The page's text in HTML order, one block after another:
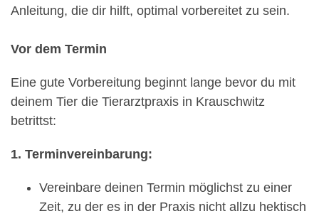
Anleitung, die dir hilft, optimal vorbereitet zu sein.
Vor dem Termin
Eine gute Vorbereitung beginnt lange bevor du mit
deinem Tier die Tierarztpraxis in Krauschwitz
betrittst:
1. Terminvereinbarung:
Vereinbare deinen Termin möglichst zu einer
Zeit, zu der es in der Praxis nicht allzu hektisch